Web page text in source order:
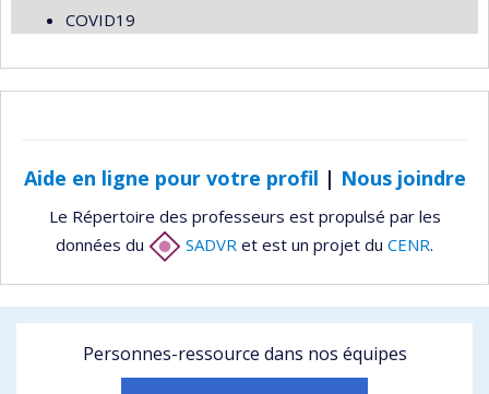
COVID19
Aide en ligne pour votre profil | Nous joindre
Le Répertoire des professeurs est propulsé par les
données du
SADVR et est un projet du CENR.
Personnes-ressource dans nos équipes